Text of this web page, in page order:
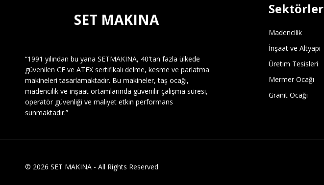
SET MAKINA
“1991 yılından bu yana SETMAKINA, 40'tan fazla ülkede
güvenilen CE ve ATEX sertifikalı delme, kesme ve parlatma
makineleri tasarlamaktadır. Bu makineler, taş ocağı,
madencilik ve inşaat ortamlarında güvenilir çalışma süresi,
operatör güvenliği ve maliyet etkin performans
sunmaktadır.”
Sektörler
Madencilik
İnşaat ve Altyapı
Üretim Tesisleri
Mermer Ocağı
Granit Ocağı
© 2026 SET MAKINA - All Rights Reserved